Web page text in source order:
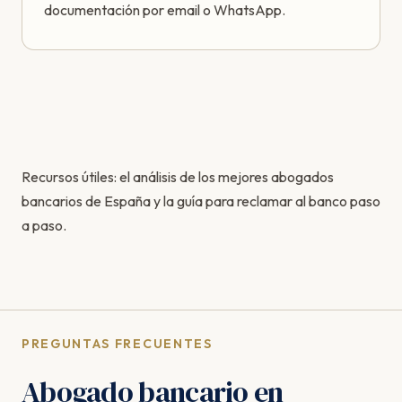
documentación por email o WhatsApp.
Recursos útiles: elanálisis de los mejores abogados
bancarios de Españay laguía para reclamar al banco paso
a paso.
PREGUNTAS FRECUENTES
Abogado bancario en